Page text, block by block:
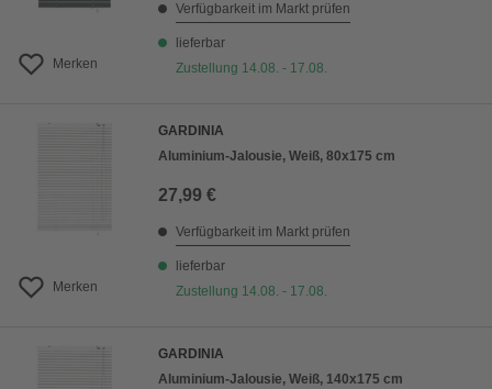
Merken
Verfügbarkeit im Markt prüfen
lieferbar
Zustellung 14.08. - 17.08.
Merken
GARDINIA
Aluminium-Jalousie, Weiß, 80x175 cm
27,99 €
Verfügbarkeit im Markt prüfen
lieferbar
Zustellung 14.08. - 17.08.
GARDINIA
Aluminium-Jalousie, Weiß, 140x175 cm